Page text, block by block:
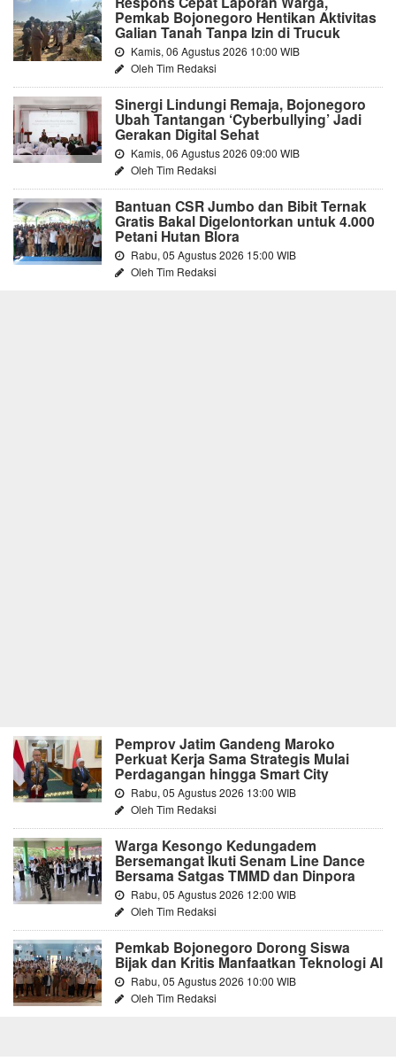
Pemkab Bojonegoro Hentikan Aktivitas
Galian Tanah Tanpa Izin di Trucuk
Kamis, 06 Agustus 2026 10:00 WIB
Oleh Tim Redaksi
Sinergi Lindungi Remaja, Bojonegoro
Ubah Tantangan ‘Cyberbullying’ Jadi
Gerakan Digital Sehat
Kamis, 06 Agustus 2026 09:00 WIB
Oleh Tim Redaksi
Bantuan CSR Jumbo dan Bibit Ternak
Gratis Bakal Digelontorkan untuk 4.000
Petani Hutan Blora
Rabu, 05 Agustus 2026 15:00 WIB
Oleh Tim Redaksi
Pemprov Jatim Gandeng Maroko
Perkuat Kerja Sama Strategis Mulai
Perdagangan hingga Smart City
Rabu, 05 Agustus 2026 13:00 WIB
Oleh Tim Redaksi
Warga Kesongo Kedungadem
Bersemangat Ikuti Senam Line Dance
Bersama Satgas TMMD dan Dinpora
Rabu, 05 Agustus 2026 12:00 WIB
Oleh Tim Redaksi
Pemkab Bojonegoro Dorong Siswa
Bijak dan Kritis Manfaatkan Teknologi AI
Rabu, 05 Agustus 2026 10:00 WIB
Oleh Tim Redaksi